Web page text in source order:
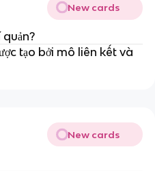
New cards
tạo bởi mô liên kết và
New cards